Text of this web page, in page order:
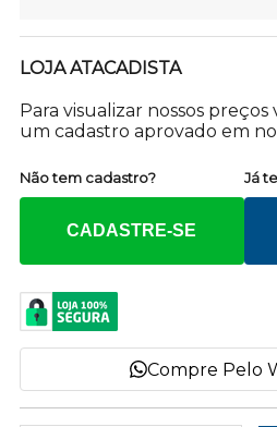
LOJA ATACADISTA
Para visualizar nossos
um cadastro aprovado em
Não tem cadastro?
CADASTRE-SE
Já
Compre Pelo